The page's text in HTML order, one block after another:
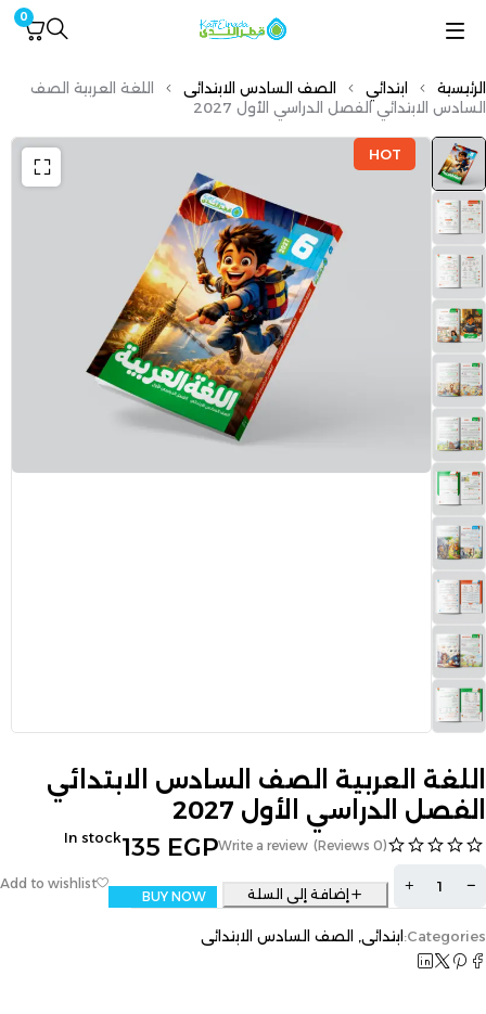
0
الرئيسية ابتدائي الصف السادس الابتدائى
اللغة العربية الصف
السادس الابتدائي الفصل الدراسي الأول 2027
HOT
اللغة العربية الصف السادس الابتدائي
الفصل الدراسي الأول 2027
(0 Reviews)
Write a review
135 EGP
In stock
إضافة إلى السلة BUY NOW
Categories: ابتدائي, الصف السادس الابتدائى